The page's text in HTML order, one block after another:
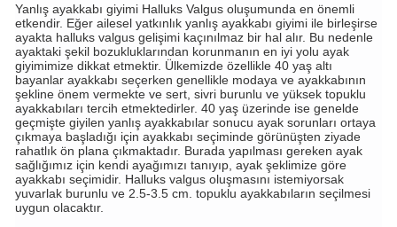
Yanlış ayakkabı giyimi Halluks Valgus oluşumunda en önemli
etkendir. Eğer ailesel yatkınlık yanlış ayakkabı giyimi ile birleşirse
ayakta halluks valgus gelişimi kaçınılmaz bir hal alır. Bu nedenle
ayaktaki şekil bozukluklarından korunmanın en iyi yolu ayak
giyimimize dikkat etmektir. Ülkemizde özellikle 40 yaş altı
bayanlar ayakkabı seçerken genellikle modaya ve ayakkabının
şekline önem vermekte ve sert, sivri burunlu ve yüksek topuklu
ayakkabıları tercih etmektedirler. 40 yaş üzerinde ise genelde
geçmişte giyilen yanlış ayakkabılar sonucu ayak sorunları ortaya
çıkmaya başladığı için ayakkabı seçiminde görünüşten ziyade
rahatlık ön plana çıkmaktadır. Burada yapılması gereken ayak
sağlığımız için kendi ayağımızı tanıyıp, ayak şeklimize göre
ayakkabı seçimidir. Halluks valgus oluşmasını istemiyorsak
yuvarlak burunlu ve 2.5-3.5 cm. topuklu ayakkabıların seçilmesi
uygun olacaktır.